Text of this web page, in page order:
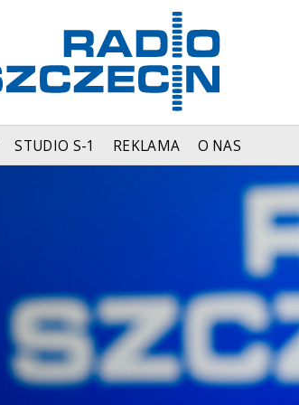
STUDIO S-1 REKLAMA O NAS